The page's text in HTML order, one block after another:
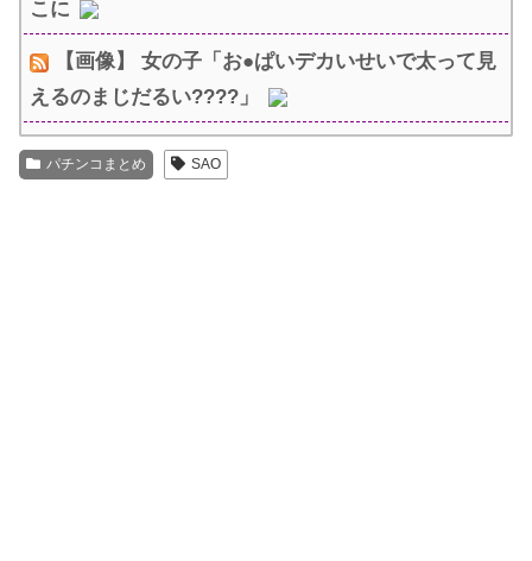
こに
【画像】 女の子「お●ぱいデカいせいで太って見
えるのまじだるい????」
パチンコまとめ SAO